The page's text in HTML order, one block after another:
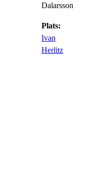
Dalarsson
Plats:
Ivan
Herlitz